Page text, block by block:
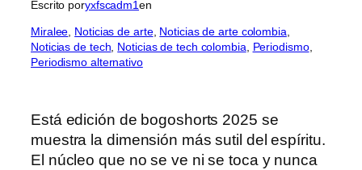
Escrito poryxfscadm1en
Miralee Noticias de arte, Noticias de arte colombia
Noticias de tech Noticias de tech colombia Periodismo
Periodismo alternativo
Está edición de bogoshorts 2025 se
muestra la dimensión más sutil del espíritu.
El núcleo que no se ve ni se toca y nunca